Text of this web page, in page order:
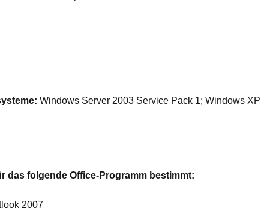
Windows Server 2003 Service Pack 1; Windows
das folgende Office-Programm bestimmt:
2007